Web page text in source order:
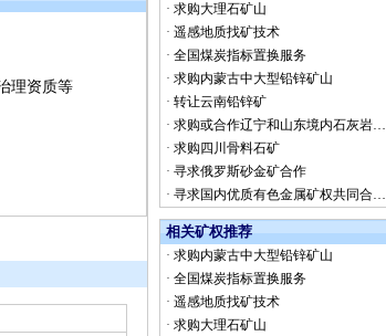
理资质等
· 求购大理石矿山
· 遥感地质找矿技术
· 全国煤炭指标置换服务
· 求购内蒙古中大型铅锌矿山
· 转让云南铅锌矿
· 求购或合作辽宁和山东境内石灰岩…
· 求购四川骨料石矿
· 寻求俄罗斯砂金矿合作
· 寻求国内优质有色金属矿权共同合…
相关矿权推荐
· 求购内蒙古中大型铅锌矿山
· 全国煤炭指标置换服务
· 遥感地质找矿技术
· 求购大理石矿山